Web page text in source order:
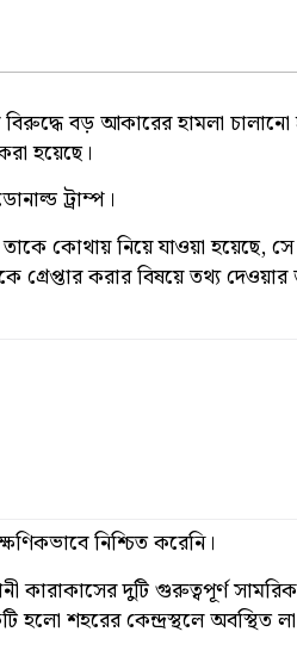
বিরুদ্ধে বড় আকারের হামলা
হয়েছে।
ট্রাম্প।
কোথায় নিয়ে যাওয়া হয়েছে, সে
গ্রেপ্তার করার বিষয়ে তথ্য
নিশ্চিত করেনি।
কারাকাসের দুটি গুরুত্বপূর্ণ
হলো শহরের কেন্দ্রস্থলে অবস্থিত